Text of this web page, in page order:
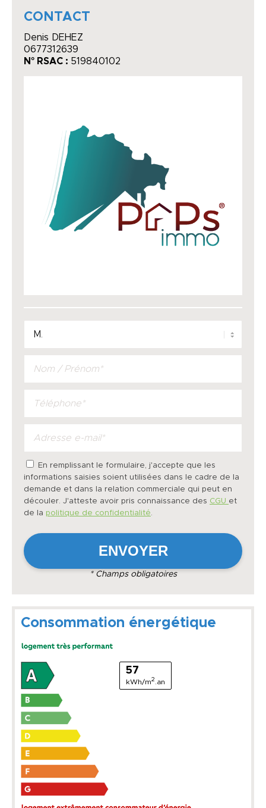
CONTACT
Denis DEHEZ
0677312639
N° RSAC : 519840102
En remplissant le formulaire, j'accepte que les
informations saisies soient utilisées dans le cadre de la
demande et dans la relation commerciale qui peut en
découler. J'atteste avoir pris connaissance des CGU et
de la politique de confidentialité.
* Champs obligatoires
Consommation énergétique
57
kWh/m2 .an